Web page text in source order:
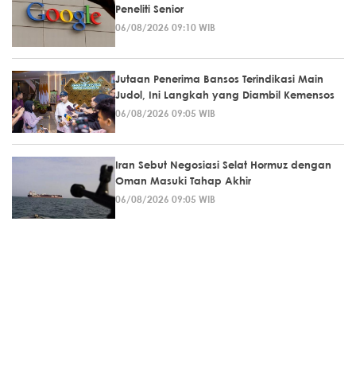
Peneliti Senior
06/08/2026 09:10 WIB
Jutaan Penerima Bansos Terindikasi Main
Judol, Ini Langkah yang Diambil Kemensos
06/08/2026 09:05 WIB
Iran Sebut Negosiasi Selat Hormuz dengan
Oman Masuki Tahap Akhir
06/08/2026 09:05 WIB